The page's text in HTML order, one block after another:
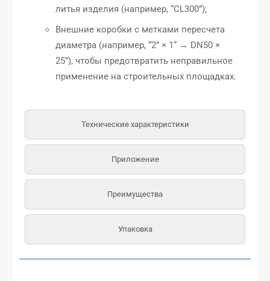
Технические характеристики
Приложение
Преимущества
Упаковка
литья изделия (например, “CL300”);
Внешние коробки с метками пересчета
диаметра (например, “2” × 1“ → DN50 ×
25”), чтобы предотвратить неправильное
применение на строительных площадках.